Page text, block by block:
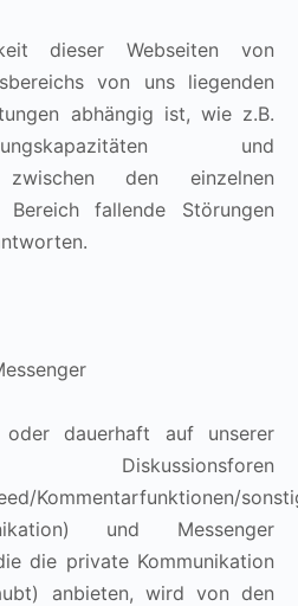
dieser Webseiten von
von uns liegenden
abhängig ist, wie z.B.
und
zwischen den einzelnen
fallende Störungen
dauerhaft auf unserer
Kommentarfunktionen/
und Messenger
die private Kommunikation
anbieten, wird von den